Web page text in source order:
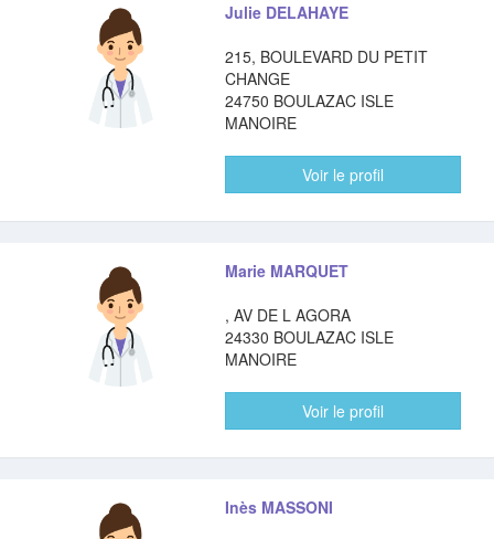
Julie DELAHAYE
215, BOULEVARD DU PETIT
CHANGE
24750 BOULAZAC ISLE
MANOIRE
Voir le profil
Marie MARQUET
, AV DE L AGORA
24330 BOULAZAC ISLE
MANOIRE
Voir le profil
Inès MASSONI